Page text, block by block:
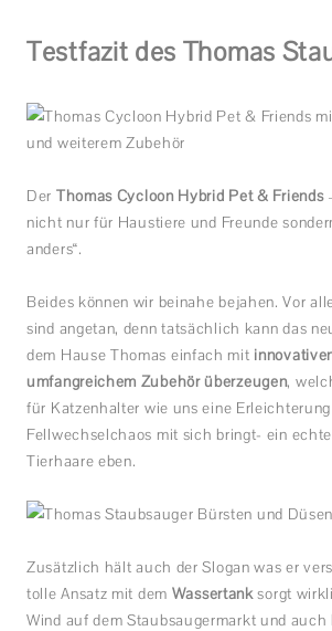
Testfazit des Thomas
Der Thomas Cycloon Hybrid Pet & Friends
nicht nur für Haustiere und Freunde
anders“.
Beides können wir beinahe bejahen. Vor
sind angetan, denn tatsächlich kann das
dem Hause Thomas einfach mit
umfangreichem Zubehör überzeugen,
für Katzenhalter wie uns eine
Fellwechselchaos mit sich bringt- ein
Tierhaare eben.
Zusätzlich hält auch der Slogan was er
tolle Ansatz mit dem Wassertanksorgt
Wind auf dem Staubsaugermarkt und auch